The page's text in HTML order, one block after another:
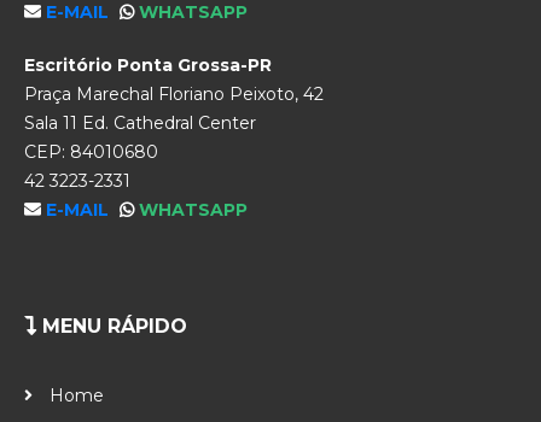
E-MAIL
WHATSAPP
Escritório Ponta Grossa-PR
Praça Marechal Floriano Peixoto, 42
Sala 11 Ed. Cathedral Center
CEP: 84010680
42 3223-2331
E-MAIL
WHATSAPP
MENU RÁPIDO
Home